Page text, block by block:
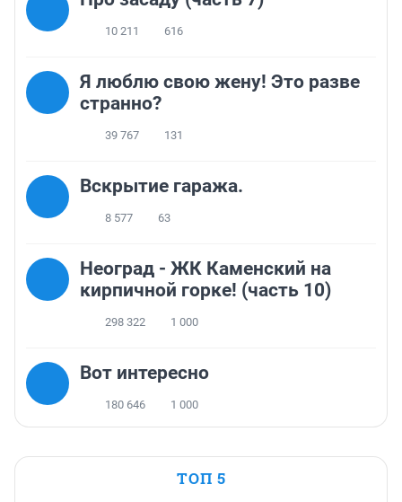
10 211 616
Я люблю свою жену! Это разве
странно?
39 767 131
Вскрытие гаража.
8 577 63
Неоград - ЖК Каменский на
кирпичной горке! (часть 10)
298 322 1 000
Вот интересно
180 646 1 000
ТОП 5